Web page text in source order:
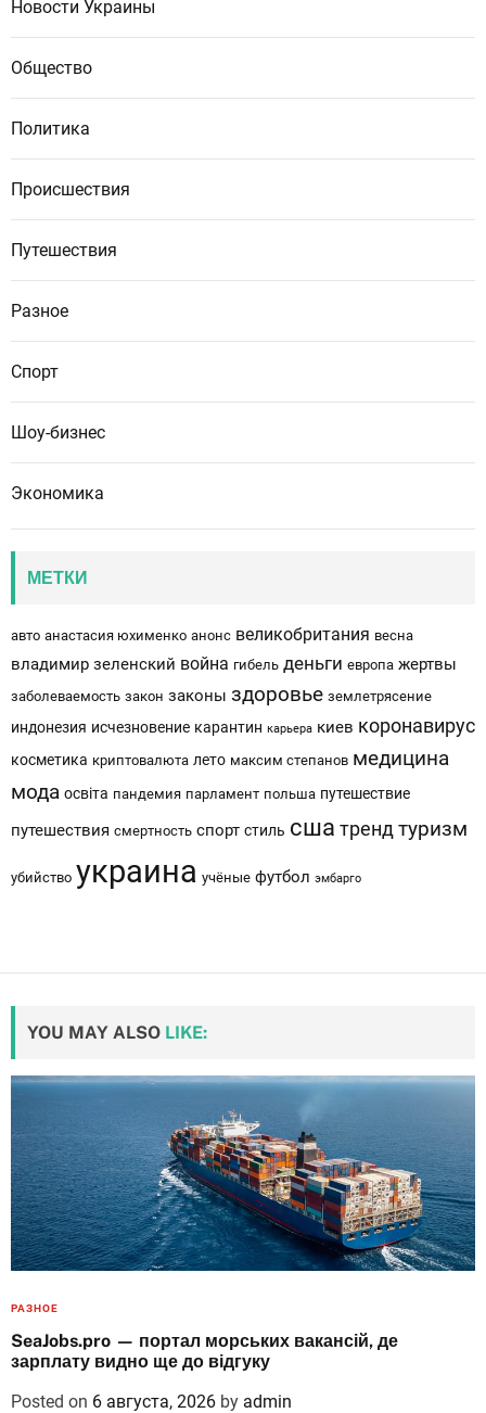
Новости Украины
Общество
Политика
Происшествия
Путешествия
Разное
Спорт
Шоу-бизнес
Экономика
МЕТКИ
авто анастасия юхименко анонс великобритания весна
владимир зеленский война гибель деньги европа жертвы
заболеваемость закон законы здоровье землетрясение
индонезия исчезновение карантин карьера киев коронавирус
косметика криптовалюта лето максим степанов медицина
мода освіта пандемия парламент польша путешествие
путешествия смертность спорт стиль сша тренд туризм
убийство украина учёные футбол эмбарго
YOU MAY ALSO LIKE:
РАЗНОЕ
SeaJobs.pro — портал морських вакансій, де
зарплату видно ще до відгуку
Posted on 6 августа, 2026 by admin